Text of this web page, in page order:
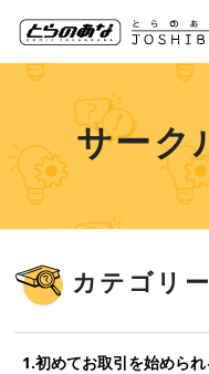
サーク
カテゴリー
1.初めてお取引を始めら